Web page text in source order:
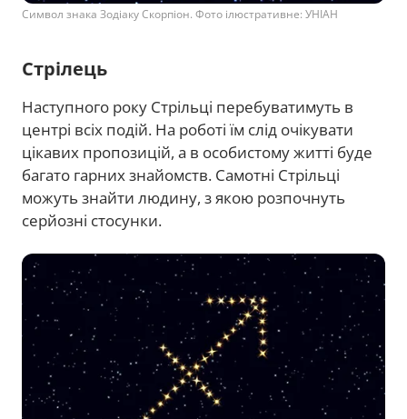
Символ знака Зодіаку Скорпіон. Фото ілюстративне: УНІАН
Стрілець
Наступного року Стрільці перебуватимуть в
центрі всіх подій. На роботі їм слід очікувати
цікавих пропозицій, а в особистому житті буде
багато гарних знайомств. Самотні Стрільці
можуть знайти людину, з якою розпочнуть
серйозні стосунки.